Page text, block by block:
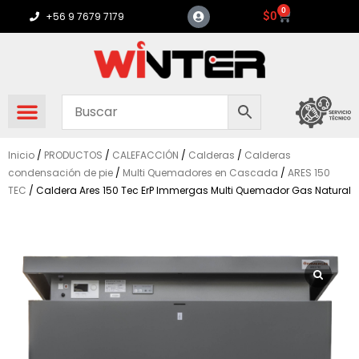
+56 9 7679 7179 $0 0
Carrito
Inicio / PRODUCTOS / CALEFACCIÓN / Calderas / Calderas
condensación de pie / Multi Quemadores en Cascada / ARES 150
TEC / Caldera Ares 150 Tec ErP Immergas Multi Quemador Gas Natural